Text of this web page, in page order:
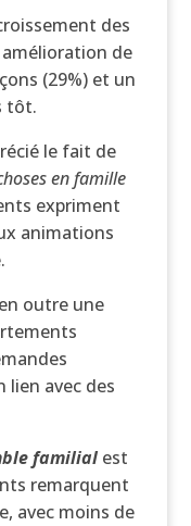
des
de
(29%) et un
tôt.
le fait de
en famille
expriment
animations
outre une
lien avec des
familialest
remarquent
avec moins de